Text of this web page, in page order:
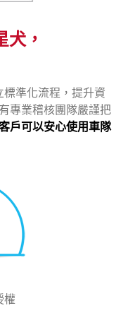
，
準化流程，提升資
專業稽核團隊嚴謹把
戶可以安心使用車隊
權